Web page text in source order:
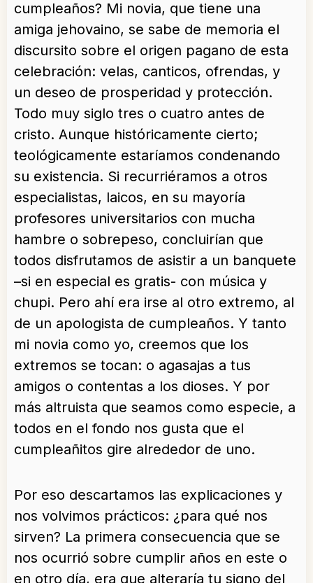
cumpleaños? Mi novia, que tiene una
amiga jehovaino, se sabe de memoria el
discursito sobre el origen pagano de esta
celebración: velas, canticos, ofrendas, y
un deseo de prosperidad y protección.
Todo muy siglo tres o cuatro antes de
cristo. Aunque históricamente cierto;
teológicamente estaríamos condenando
su existencia. Si recurriéramos a otros
especialistas, laicos, en su mayoría
profesores universitarios con mucha
hambre o sobrepeso, concluirían que
todos disfrutamos de asistir a un banquete
–si en especial es gratis- con música y
chupi. Pero ahí era irse al otro extremo, al
de un apologista de cumpleaños. Y tanto
mi novia como yo, creemos que los
extremos se tocan: o agasajas a tus
amigos o contentas a los dioses. Y por
más altruista que seamos como especie, a
todos en el fondo nos gusta que el
cumpleañitos gire alrededor de uno.
Por eso descartamos las explicaciones y
nos volvimos prácticos: ¿para qué nos
sirven? La primera consecuencia que se
nos ocurrió sobre cumplir años en este o
en otro día, era que alteraría tu signo del